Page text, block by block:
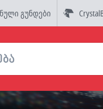
გუნდები